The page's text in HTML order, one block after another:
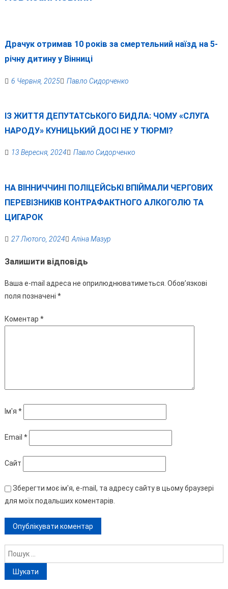
Драчук отримав 10 років за смертельний наїзд на 5-
річну дитину у Вінниці
6 Червня, 2025 Павло Сидорченко
ІЗ ЖИТТЯ ДЕПУТАТСЬКОГО БИДЛА: ЧОМУ «СЛУГА
НАРОДУ» КУНИЦЬКИЙ ДОСІ НЕ У ТЮРМІ?
13 Вересня, 2024 Павло Сидорченко
НА ВІННИЧЧИНІ ПОЛІЦЕЙСЬКІ ВПІЙМАЛИ ЧЕРГОВИХ
ПЕРЕВІЗНИКІВ КОНТРАФАКТНОГО АЛКОГОЛЮ ТА
ЦИГАРОК
27 Лютого, 2024 Аліна Мазур
Залишити відповідь
Ваша e-mail адреса не оприлюднюватиметься. Обов’язкові
поля позначені *
Коментар *
Ім'я *
Email *
Сайт
Зберегти моє ім'я, e-mail, та адресу сайту в цьому браузері
для моїх подальших коментарів.
Пошук: